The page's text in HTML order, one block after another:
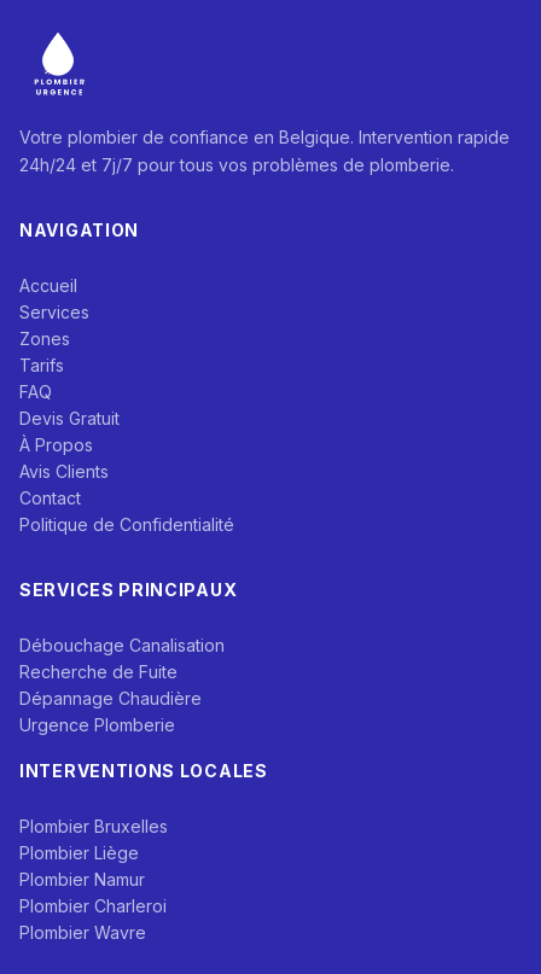
Votre plombier de confiance en Belgique. Intervention rapide
24h/24 et 7j/7 pour tous vos problèmes de plomberie.
NAVIGATION
Accueil
Services
Zones
Tarifs
FAQ
Devis Gratuit
À Propos
Avis Clients
Contact
Politique de Confidentialité
SERVICES PRINCIPAUX
Débouchage Canalisation
Recherche de Fuite
Dépannage Chaudière
Urgence Plomberie
INTERVENTIONS LOCALES
Plombier Bruxelles
Plombier Liège
Plombier Namur
Plombier Charleroi
Plombier Wavre